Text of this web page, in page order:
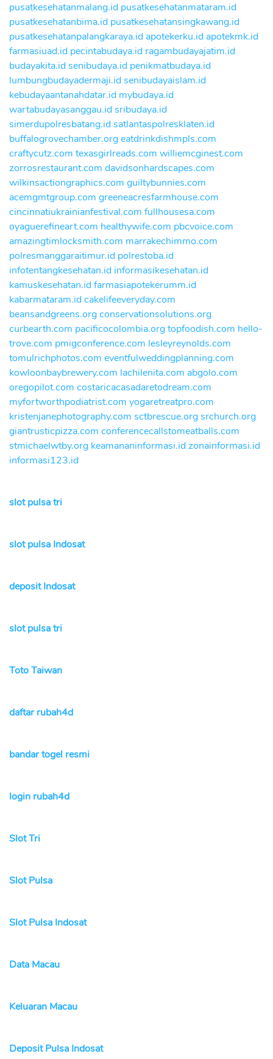
pusatkesehatanmalang.id pusatkesehatanmataram.id
pusatkesehatanbima.id pusatkesehatansingkawang.id
pusatkesehatanpalangkaraya.id apotekerku.id apotekmk.id
farmasiuad.id pecintabudaya.id ragambudayajatim.id
budayakita.idsenibudaya.id penikmatbudaya.id
lumbungbudayadermaji.idsenibudayaislam.id
kebudayaantanahdatar.id mybudaya.id
wartabudayasanggau.idsribudaya.id
simerdupolresbatang.idsatlantaspolresklaten.id
buffalogrovechamber.orgeatdrinkdishmpls.com
craftycutz.com texasgirlreads.com williemcginest.com
zorrosrestaurant.com davidsonhardscapes.com
wilkinsactiongraphics.com guiltybunnies.com
acemgmtgroup.com greeneacresfarmhouse.com
cincinnatiukrainianfestival.com fullhousesa.com
oyaguerefineart.com healthywife.com pbcvoice.com
amazingtimlocksmith.com marrakechimmo.com
polresmanggaraitimur.id polrestoba.id
infotentangkesehatan.id informasikesehatan.id
kamuskesehatan.idfarmasiapotekerumm.id
kabarmataram.idcakelifeeveryday.com
beansandgreens.orgconservationsolutions.org
curbearth.com pacificocolombia.orgtopfoodish.com hello-
trove.com pmigconference.com lesleyreynolds.com
tomulrichphotos.com eventfulweddingplanning.com
kowloonbaybrewery.com lachilenita.com abgolo.com
oregopilot.com costaricacasadaretodream.com
myfortworthpodiatrist.com yogaretreatpro.com
kristenjanephotography.com sctbrescue.orgsrchurch.org
giantrusticpizza.com conferencecallstomeatballs.com
stmichaelwtby.org keamananinformasi.idzonainformasi.id
informasi123.id
slot pulsa tri
slot pulsa Indosat
deposit Indosat
slot pulsa tri
Toto Taiwan
daftar rubah4d
bandar togel resmi
login rubah4d
Slot Tri
Slot Pulsa
Slot Pulsa Indosat
Data Macau
Keluaran Macau
Deposit Pulsa Indosat